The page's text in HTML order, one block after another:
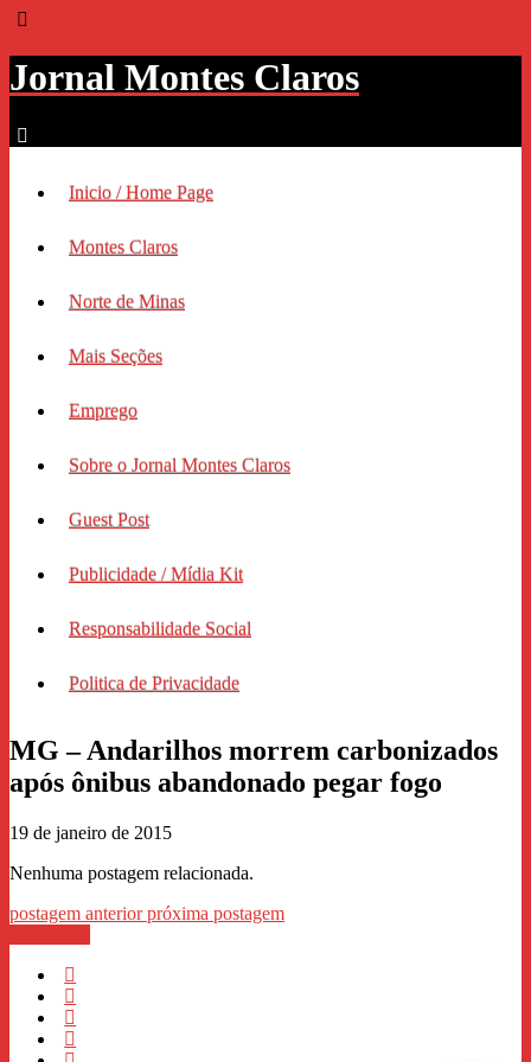
Jornal Montes Claros
Inicio / Home Page
Montes Claros
Norte de Minas
Mais Seções
Emprego
Sobre o Jornal Montes Claros
Guest Post
Publicidade / Mídia Kit
Responsabilidade Social
Politica de Privacidade
MG – Andarilhos morrem carbonizados
após ônibus abandonado pegar fogo
19 de janeiro de 2015
Nenhuma postagem relacionada.
postagem anteriorpróxima postagem